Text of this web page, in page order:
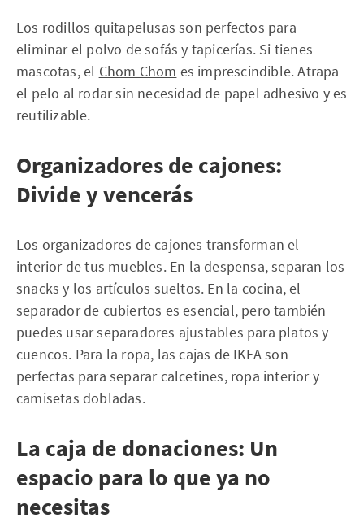
Los rodillos quitapelusas son perfectos para
eliminar el polvo de sofás y tapicerías. Si tienes
mascotas, el Chom Chom es imprescindible. Atrapa
el pelo al rodar sin necesidad de papel adhesivo y es
reutilizable.
Organizadores de cajones:
Divide y vencerás
Los organizadores de cajones transforman el
interior de tus muebles. En la despensa, separan los
snacks y los artículos sueltos. En la cocina, el
separador de cubiertos es esencial, pero también
puedes usar separadores ajustables para platos y
cuencos. Para la ropa, las cajas de IKEA son
perfectas para separar calcetines, ropa interior y
camisetas dobladas.
La caja de donaciones: Un
espacio para lo que ya no
necesitas